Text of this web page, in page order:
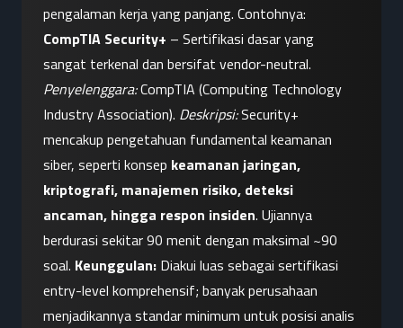
pengalaman kerja yang panjang. Contohnya:
CompTIA Security+ – Sertifikasi dasar yang
Penyelenggara: CompTIA (Computing Technology
Industry Association). Deskripsi: Security+
mencakup pengetahuan fundamental keamanan
siber, seperti konsep keamanan jaringan,
kriptografi, manajemen risiko, deteksi
ancaman, hingga respon insiden. Ujiannya
berdurasi sekitar 90 menit dengan maksimal ~90
soal. Keunggulan: Diakui luas sebagai sertifikasi
entry-level komprehensif; banyak perusahaan
menjadikannya standar minimum untuk posisi analis